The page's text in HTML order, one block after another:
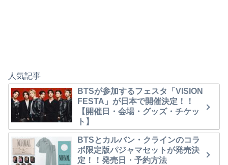
人気記事
BTSが参加するフェスタ「VISION
FESTA」が日本で開催決定！！
【開催日・会場・グッズ・チケッ
ト】
BTSとカルバン・クラインのコラ
ボ限定版パジャマセットが発売決
定！！発売日・予約方法